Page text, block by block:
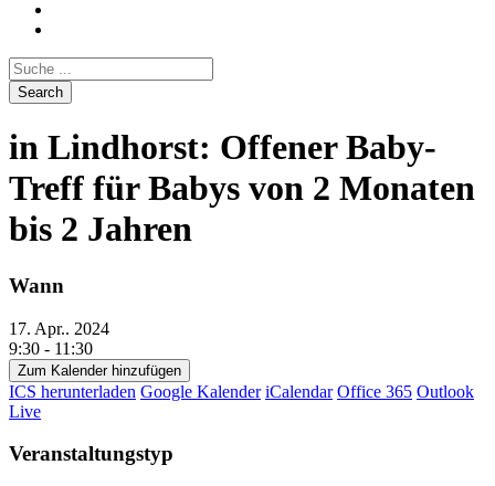
in Lindhorst: Offener Baby-
Treff für Babys von 2 Monaten
bis 2 Jahren
Wann
17. Apr.. 2024
9:30 - 11:30
Zum Kalender hinzufügen
ICS herunterladen Google Kalender iCalendar Office 365 Outlook
Live
Veranstaltungstyp